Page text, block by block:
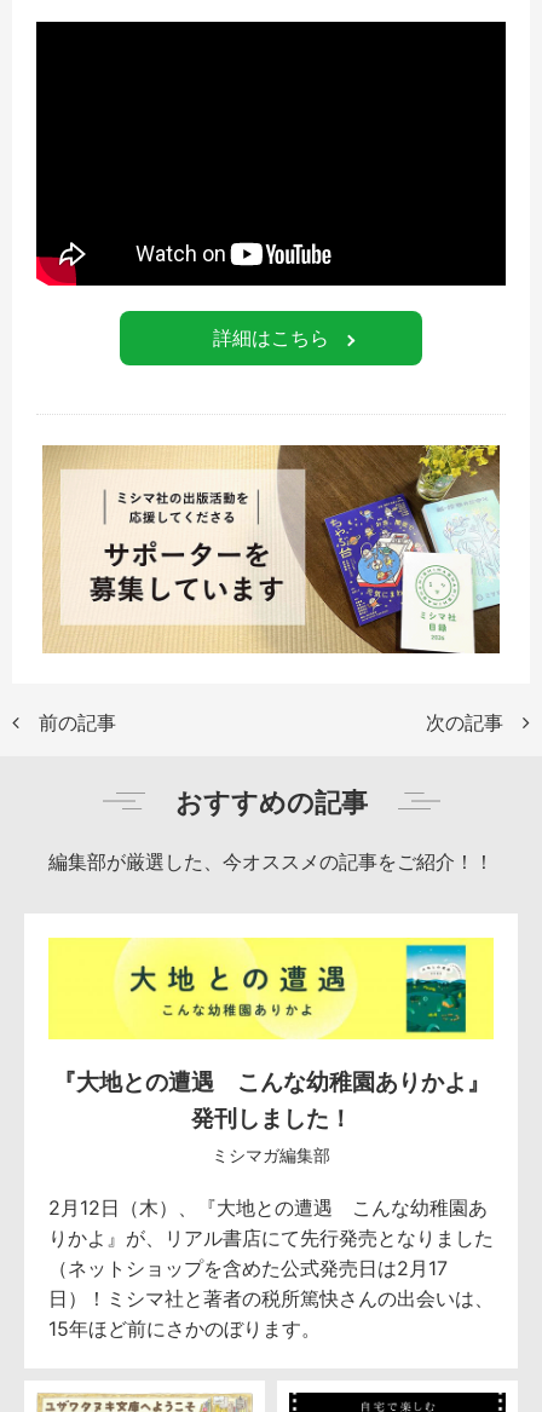
詳細はこちら
前の記事 次の記事
おすすめの記事
編集部が厳選した、今オススメの記事をご紹介！！
『大地との遭遇 こんな幼稚園ありかよ』
発刊しました！
ミシマガ編集部
2月12日（木）、『大地との遭遇 こんな幼稚園あ
りかよ』が、リアル書店にて先行発売となりました
（ネットショップを含めた公式発売日は2月17
日）！ミシマ社と著者の税所篤快さんの出会いは、
15年ほど前にさかのぼります。